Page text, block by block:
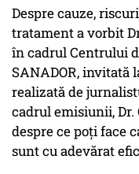
Despre cauze,
tratament a vorbit
în cadrul Centrului
SANADOR, invitată
realizată de
cadrul emisiunii,
despre ce poți face
sunt cu adevărat